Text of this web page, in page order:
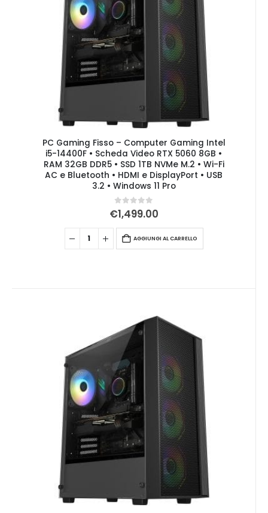
PC Gaming Fisso – Computer Gaming Intel
i5-14400F • Scheda Video RTX 5060 8GB •
RAM 32GB DDR5 • SSD 1TB NVMe M.2 • Wi-Fi
AC e Bluetooth • HDMI e DisplayPort • USB
3.2 • Windows 11 Pro
0Su 5
€1,499.00
AGGIUNGI AL CARRELLO